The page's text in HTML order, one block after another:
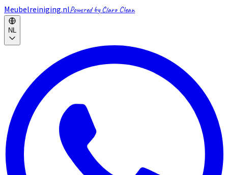
Meubelreiniging.nlPowered by Claro Clean
NL